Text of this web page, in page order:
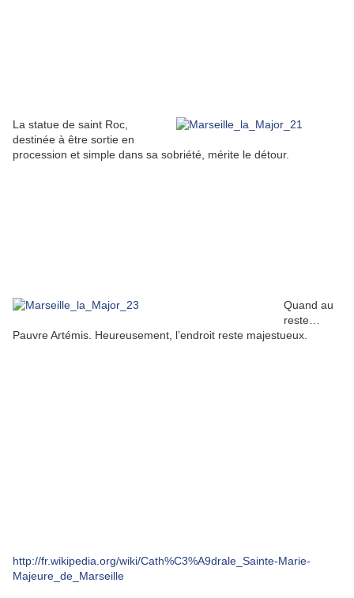
La statue de saint Roc,
destinée à être sortie en
procession et simple dans sa sobriété, mérite le détour.
Quand au
reste…
Pauvre Artémis. Heureusement, l’endroit reste majestueux.
http://fr.wikipedia.org/wiki/Cath%C3%A9drale_Sainte-Marie-
Majeure_de_Marseille